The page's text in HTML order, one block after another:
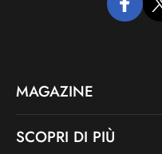
MAGAZINE
SCOPRI DI PIÙ